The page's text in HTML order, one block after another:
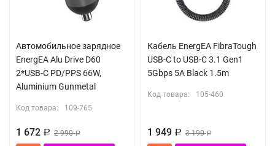
Алюминиевая кромка
Автомобильное зарядное
EnergEA Alu Drive D60
2*USB-C PD/PPS 66W,
Aluminium Gunmetal
Код товара: 109-765
1 672 Р 2 990Р
Кабель EnergEA FibraTough
USB-C to USB-C 3.1 Gen1
5Gbps 5A Black 1.5m
Код товара: 105-460
1 949 Р 3 190Р